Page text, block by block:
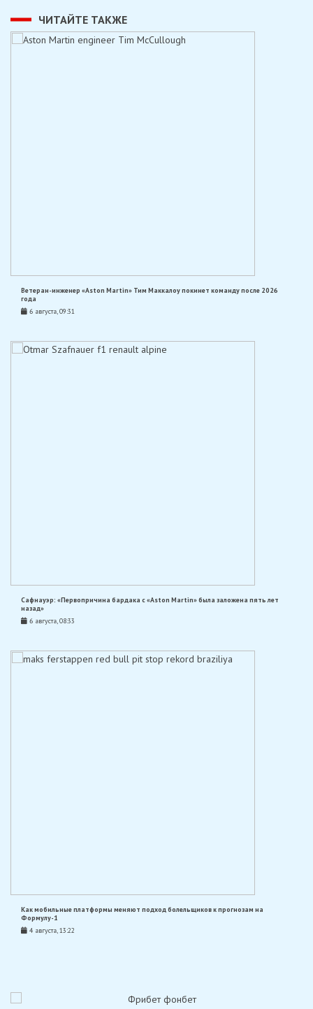
ЧИТАЙТЕ ТАКЖЕ
Ветеран-инженер «Aston Martin» Тим Маккалоу покинет команду после 2026
года
6 августа, 09:31
Сафнауэр: «Первопричина бардака с «Aston Martin» была заложена пять лет
назад»
6 августа, 08:33
Как мобильные платформы меняют подход болельщиков к прогнозам на
Формулу-1
4 августа, 13:22